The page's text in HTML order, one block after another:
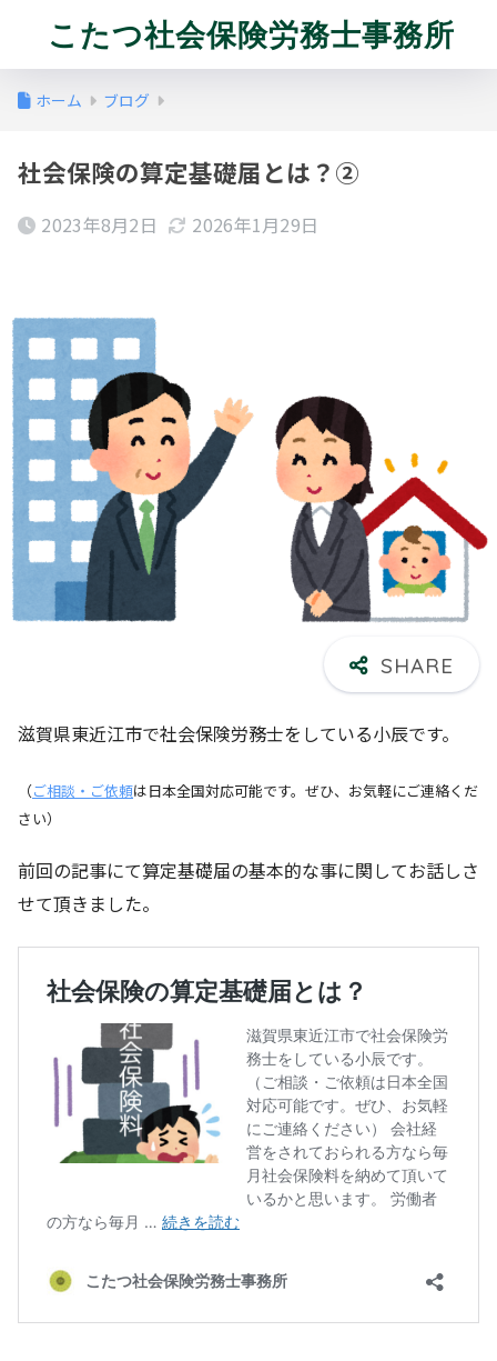
こたつ社会保険労務士事務所
ホーム ブログ
社会保険の算定基礎届とは？②
2023年8月2日 2026年1月29日
滋賀県東近江市で社会保険労務士をしている小辰です。
（ご相談・ご依頼は日本全国対応可能です。ぜひ、お気軽にご連絡くだ
さい）
前回の記事にて算定基礎届の基本的な事に関してお話しさ
せて頂きました。